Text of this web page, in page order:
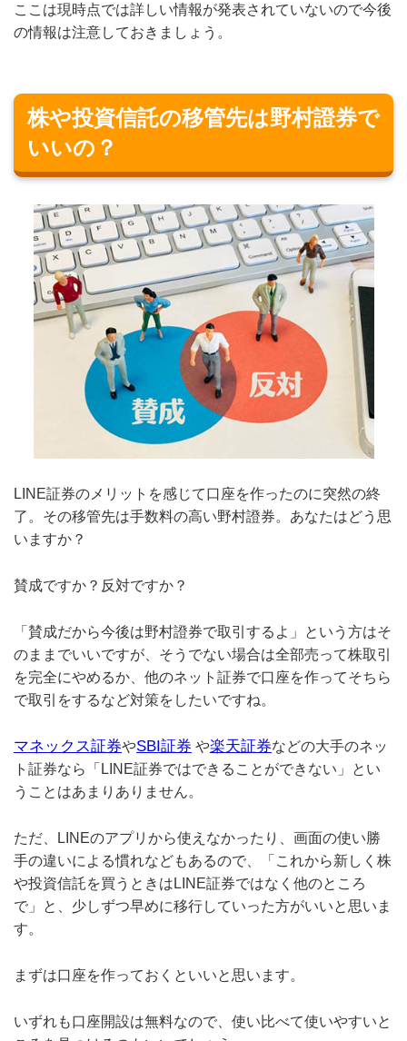
ここは現時点では詳しい情報が発表されていないので今後
の情報は注意しておきましょう。
株や投資信託の移管先は野村證券で
いいの？
LINE証券のメリットを感じて口座を作ったのに突然の終
了。その移管先は手数料の高い野村證券。あなたはどう思
いますか？
賛成ですか？反対ですか？
「賛成だから今後は野村證券で取引するよ」という方はそ
のままでいいですが、そうでない場合は全部売って株取引
を完全にやめるか、他のネット証券で口座を作ってそちら
で取引をするなど対策をしたいですね。
マネックス証券やSBI証券 や楽天証券などの大手のネッ
ト証券なら「LINE証券ではできることができない」とい
うことはあまりありません。
ただ、LINEのアプリから使えなかったり、画面の使い勝
手の違いによる慣れなどもあるので、「これから新しく株
や投資信託を買うときはLINE証券ではなく他のところ
で」と、少しずつ早めに移行していった方がいいと思いま
す。
まずは口座を作っておくといいと思います。
いずれも口座開設は無料なので、使い比べて使いやすいと